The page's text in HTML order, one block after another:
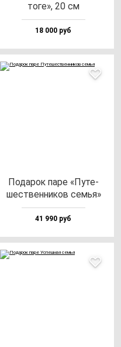
то­ге», 20 см
18 000 руб
Пода­рок па­ре «Путе­
шес­твен­ни­ков семья»
41 990 руб